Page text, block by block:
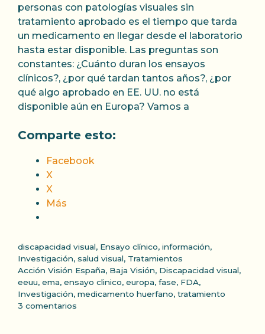
personas con patologías visuales sin
tratamiento aprobado es el tiempo que tarda
un medicamento en llegar desde el laboratorio
hasta estar disponible. Las preguntas son
constantes: ¿Cuánto duran los ensayos
clínicos?, ¿por qué tardan tantos años?, ¿por
qué algo aprobado en EE. UU. no está
disponible aún en Europa? Vamos a
Comparte esto:
Facebook
X
X
Más
Categorías
discapacidad visual, Ensayo clínico, información,
Investigación, salud visual, Tratamientos
Etiquetas
Acción Visión España, Baja Visión, Discapacidad visual,
eeuu, ema, ensayo clinico, europa, fase, FDA,
Investigación, medicamento huerfano, tratamiento
3 comentarios